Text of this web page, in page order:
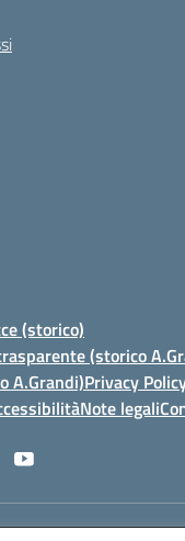
(storico)
(storico
A.Grandi)Privacy
Note legali